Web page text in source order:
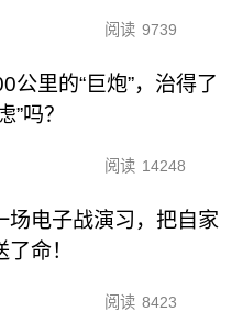
阅读 9739
公里的“巨炮”，治得了
”吗？
阅读 14248
场电子战演习，把自家
命！
阅读 8423